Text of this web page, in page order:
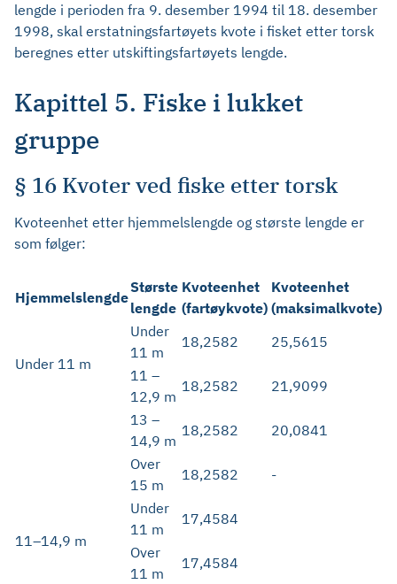
lengde i perioden fra 9. desember 1994 til 18. desember
1998, skal erstatningsfartøyets kvote i fisket etter torsk
beregnes etter utskiftingsfartøyets lengde.
Kapittel 5. Fiske i lukket
gruppe
§ 16 Kvoter ved fiske etter torsk
Kvoteenhet etter hjemmelslengde og største lengde er
som følger:
Hjemmelslengde
Største
lengde
Kvoteenhet
(fartøykvote)
Kvoteenhet
(maksimalkvote)
Under 11 m
Under
11 m
18,2582
25,5615
11 –
12,9 m
18,2582
21,9099
13 –
14,9 m
18,2582
20,0841
Over
15 m
18,2582 -
11–14,9 m
Under
11 m
17,4584
Over
11 m
17,4584